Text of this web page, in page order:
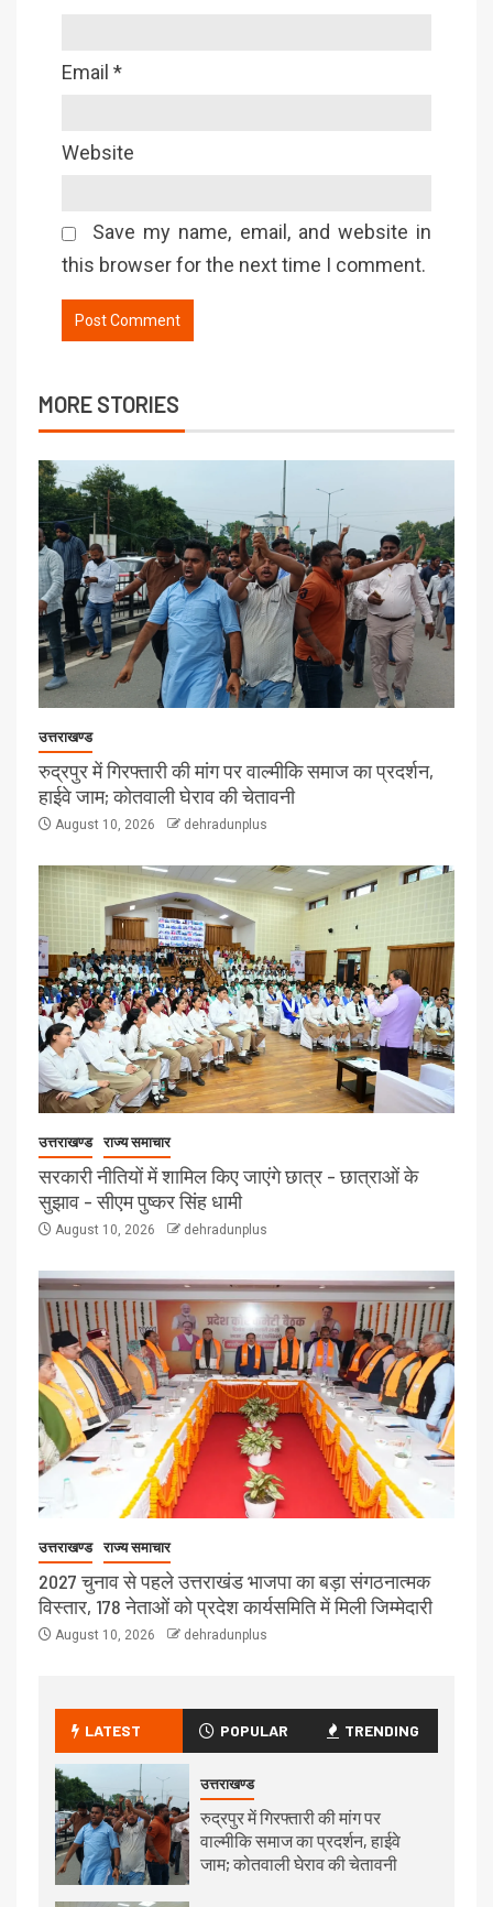
Email *
Website
Save my name, email, and website in
this browser for the next time I comment.
MORE STORIES
उत्तराखण्ड
रुद्रपुर में गिरफ्तारी की मांग पर वाल्मीकि समाज का प्रदर्शन,
हाईवे जाम; कोतवाली घेराव की चेतावनी
August 10, 2026 dehradunplus
उत्तराखण्ड राज्य समाचार
सरकारी नीतियों में शामिल किए जाएंगे छात्र – छात्राओं के
सुझाव – सीएम पुष्कर सिंह धामी
August 10, 2026 dehradunplus
उत्तराखण्ड राज्य समाचार
2027 चुनाव से पहले उत्तराखंड भाजपा का बड़ा संगठनात्मक
विस्तार, 178 नेताओं को प्रदेश कार्यसमिति में मिली जिम्मेदारी
August 10, 2026 dehradunplus
LATEST POPULAR TRENDING
उत्तराखण्ड
रुद्रपुर में गिरफ्तारी की मांग पर
वाल्मीकि समाज का प्रदर्शन, हाईवे
जाम; कोतवाली घेराव की चेतावनी